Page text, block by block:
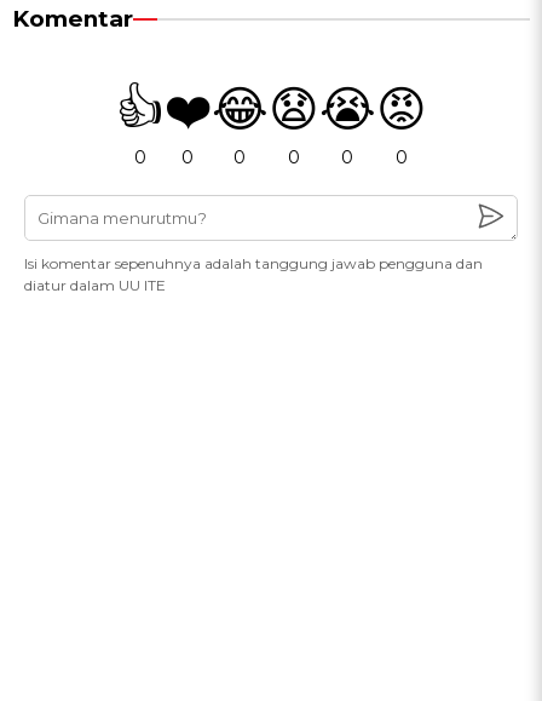
Komentar
👍
0
❤️
0
😂
0
😧
0
😭
0
😡
0
Isi komentar sepenuhnya adalah tanggung jawab pengguna dan
diatur dalam UU ITE